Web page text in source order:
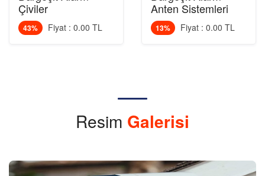
Çiviler
43% Fiyat : 0.00 TL
Anten Sistemleri
13% Fiyat : 0.00 TL
Resim Galerisi